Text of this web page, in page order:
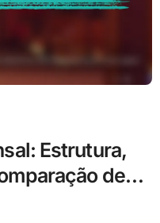
Estrutura,
de